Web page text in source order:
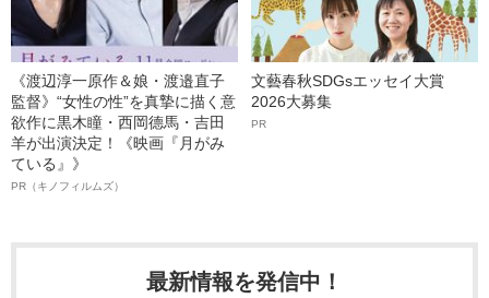
《渡辺淳一原作＆娘・渡邉直子
監督》“女性の性”を真摯に描く意
欲作に黒木瞳・西岡德馬・吉田
羊が出演決定！《映画『月がみ
ている』》
PR（キノフィルムズ）
文藝春秋SDGsエッセイ大賞
2026大募集
PR
最新情報を発信中！